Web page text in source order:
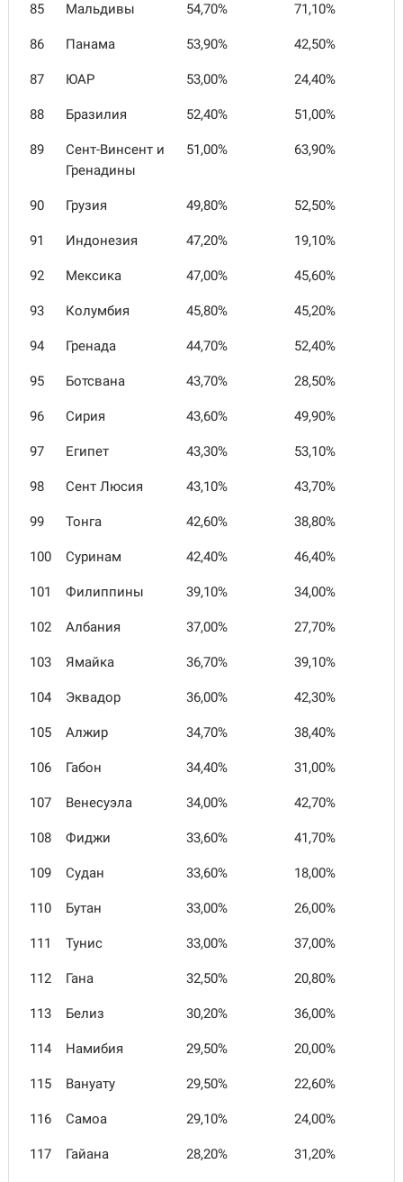
85 Мальдивы 54,70% 71,10%
86 Панама 53,90% 42,50%
87 ЮАР 53,00% 24,40%
88 Бразилия 52,40% 51,00%
89
Сент-Винсент и
Гренадины
51,00% 63,90%
90 Грузия 49,80% 52,50%
91 Индонезия 47,20% 19,10%
92 Мексика 47,00% 45,60%
93 Колумбия 45,80% 45,20%
94 Гренада 44,70% 52,40%
95 Ботсвана 43,70% 28,50%
96 Сирия 43,60% 49,90%
97 Египет 43,30% 53,10%
98 Сент Люсия 43,10% 43,70%
99 Тонга 42,60% 38,80%
100 Суринам 42,40% 46,40%
101 Филиппины 39,10% 34,00%
102 Албания 37,00% 27,70%
103 Ямайка 36,70% 39,10%
104 Эквадор 36,00% 42,30%
105 Алжир 34,70% 38,40%
106 Габон 34,40% 31,00%
107 Венесуэла 34,00% 42,70%
108 Фиджи 33,60% 41,70%
109 Судан 33,60% 18,00%
110 Бутан 33,00% 26,00%
111 Тунис 33,00% 37,00%
112 Гана 32,50% 20,80%
113 Белиз 30,20% 36,00%
114 Намибия 29,50% 20,00%
115 Вануату 29,50% 22,60%
116 Самоа 29,10% 24,00%
117 Гайана 28,20% 31,20%